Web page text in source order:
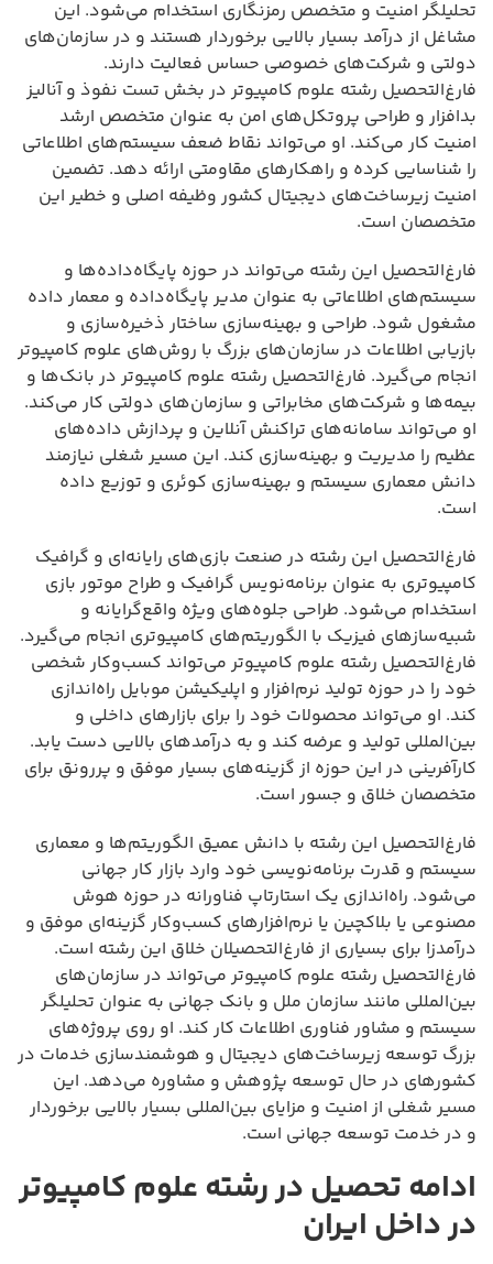
تحلیلگر امنیت و متخصص رمزنگاری استخدام می‌شود. این
مشاغل از درآمد بسیار بالایی برخوردار هستند و در سازمان‌های
دولتی و شرکت‌های خصوصی حساس فعالیت دارند.
فارغ‌التحصیل رشته علوم کامپیوتر در بخش تست نفوذ و آنالیز
بدافزار و طراحی پروتکل‌های امن به عنوان متخصص ارشد
امنیت کار می‌کند. او می‌تواند نقاط ضعف سیستم‌های اطلاعاتی
را شناسایی کرده و راهکارهای مقاومتی ارائه دهد. تضمین
امنیت زیرساخت‌های دیجیتال کشور وظیفه اصلی و خطیر این
متخصصان است.
فارغ‌التحصیل این رشته می‌تواند در حوزه پایگاه‌داده‌ها و
سیستم‌های اطلاعاتی به عنوان مدیر پایگاه‌داده و معمار داده
مشغول شود. طراحی و بهینه‌سازی ساختار ذخیره‌سازی و
بازیابی اطلاعات در سازمان‌های بزرگ با روش‌های علوم کامپیوتر
انجام می‌گیرد. فارغ‌التحصیل رشته علوم کامپیوتر در بانک‌ها و
بیمه‌ها و شرکت‌های مخابراتی و سازمان‌های دولتی کار می‌کند.
او می‌تواند سامانه‌های تراکنش آنلاین و پردازش داده‌های
عظیم را مدیریت و بهینه‌سازی کند. این مسیر شغلی نیازمند
دانش معماری سیستم و بهینه‌سازی کوئری و توزیع داده
است.
فارغ‌التحصیل این رشته در صنعت بازی‌های رایانه‌ای و گرافیک
کامپیوتری به عنوان برنامه‌نویس گرافیک و طراح موتور بازی
استخدام می‌شود. طراحی جلوه‌های ویژه واقع‌گرایانه و
شبیه‌سازهای فیزیک با الگوریتم‌های کامپیوتری انجام می‌گیرد.
فارغ‌التحصیل رشته علوم کامپیوتر می‌تواند کسب‌وکار شخصی
خود را در حوزه تولید نرم‌افزار و اپلیکیشن موبایل راه‌اندازی
کند. او می‌تواند محصولات خود را برای بازارهای داخلی و
بین‌المللی تولید و عرضه کند و به درآمدهای بالایی دست یابد.
کارآفرینی در این حوزه از گزینه‌های بسیار موفق و پررونق برای
متخصصان خلاق و جسور است.
فارغ‌التحصیل این رشته با دانش عمیق الگوریتم‌ها و معماری
سیستم و قدرت برنامه‌نویسی خود وارد بازار کار جهانی
می‌شود. راه‌اندازی یک استارتاپ فناورانه در حوزه هوش
مصنوعی یا بلاکچین یا نرم‌افزارهای کسب‌وکار گزینه‌ای موفق و
درآمدزا برای بسیاری از فارغ‌التحصیلان خلاق این رشته است.
فارغ‌التحصیل رشته علوم کامپیوتر می‌تواند در سازمان‌های
بین‌المللی مانند سازمان ملل و بانک جهانی به عنوان تحلیلگر
سیستم و مشاور فناوری اطلاعات کار کند. او روی پروژه‌های
بزرگ توسعه زیرساخت‌های دیجیتال و هوشمندسازی خدمات در
کشورهای در حال توسعه پژوهش و مشاوره می‌دهد. این
مسیر شغلی از امنیت و مزایای بین‌المللی بسیار بالایی برخوردار
و در خدمت توسعه جهانی است.
ادامه تحصیل در رشته علوم کامپیوتر
در داخل ایران